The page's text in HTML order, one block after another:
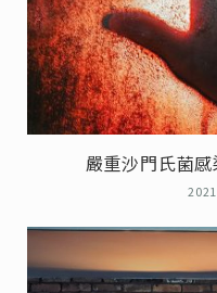
嚴重沙門氏菌